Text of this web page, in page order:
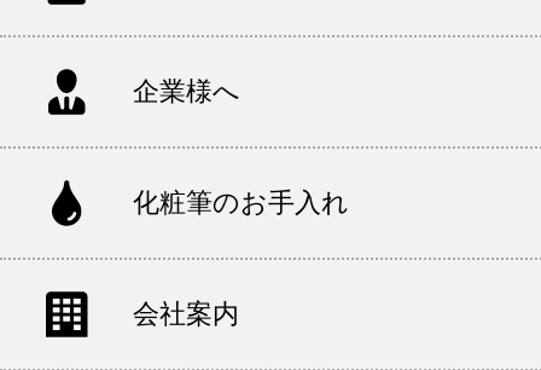
企業様へ
化粧筆のお手入れ
会社案内